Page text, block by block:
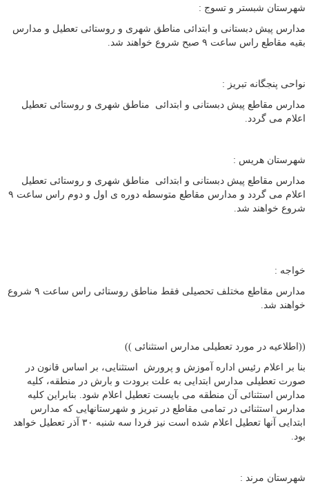
شهرستان شبستر و تسوج :
مدارس پیش دبستانی و ابتدائی مناطق شهری و روستائی تعطیل و مدارس
بقیه مقاطع راس ساعت ۹ صبح شروع خواهند شد.
نواحی پنجگانه تبریز :
مدارس مقاطع پیش دبستانی و ابتدائی مناطق شهری و روستائی تعطیل
اعلام می گردد.
شهرستان هریس :
مدارس مقاطع پیش دبستانی و ابتدائی مناطق شهری و روستائی تعطیل
اعلام می گردد و مدارس مقاطع متوسطه دوره ی اول و دوم راس ساعت ۹
شروع خواهند شد.
خواجه :
مدارس مقاطع مختلف تحصیلی فقط مناطق روستائی راس ساعت ۹ شروع
خواهند شد.
((اطلاعیه در مورد تعطیلی مدارس استثنائی ))
بنا بر اعلام رئیس اداره آموزش و پرورش استثنایی، بر اساس قانون در
صورت تعطیلی مدارس ابتدایی به علت برودت و بارش در منطقه، کلیه
مدارس استثنائی آن منطقه می بایست تعطیل اعلام شود. بنابراین کلیه
مدارس استثنائی در تمامی مقاطع در تبریز و شهرستانهایی که مدارس
ابتدایی آنها تعطیل اعلام شده است نیز فردا سه شنبه ۳۰ آذر تعطیل خواهد
بود.
شهرستان مرند :